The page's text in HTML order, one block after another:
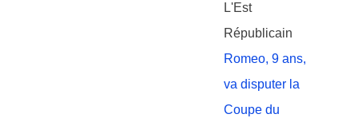
L'Est
Républicain
Romeo, 9 ans,
va disputer la
Coupe du